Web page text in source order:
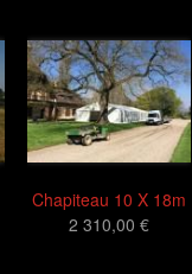
Chapiteau 10 X 18m
2 310,00 €